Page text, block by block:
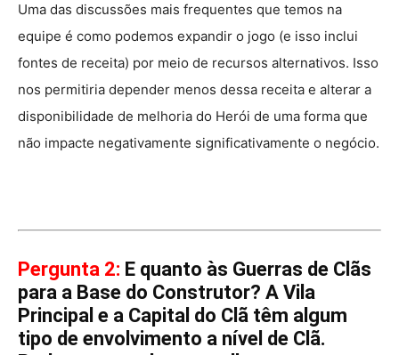
Uma das discussões mais frequentes que temos na
equipe é como podemos expandir o jogo (e isso inclui
fontes de receita) por meio de recursos alternativos. Isso
nos permitiria depender menos dessa receita e alterar a
disponibilidade de melhoria do Herói de uma forma que
não impacte negativamente significativamente o negócio.
Pergunta 2: E quanto às Guerras de Clãs
para a Base do Construtor? A Vila
Principal e a Capital do Clã têm algum
tipo de envolvimento a nível de Clã.